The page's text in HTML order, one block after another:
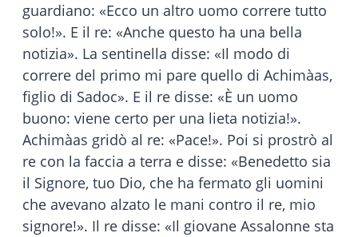
guardiano: «Ecco un altro uomo correre tutto
solo!». E il re: «Anche questo ha una bella
notizia». La sentinella disse: «Il modo di
correre del primo mi pare quello di Achimàas,
figlio di Sadoc». E il re disse: «È un uomo
buono: viene certo per una lieta notizia!».
Achimàas gridò al re: «Pace!». Poi si prostrò al
re con la faccia a terra e disse: «Benedetto sia
il Signore, tuo Dio, che ha fermato gli uomini
che avevano alzato le mani contro il re, mio
signore!». Il re disse: «Il giovane Assalonne sta